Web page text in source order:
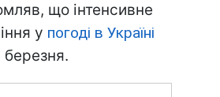
що інтенсивне
у погоді в Україні